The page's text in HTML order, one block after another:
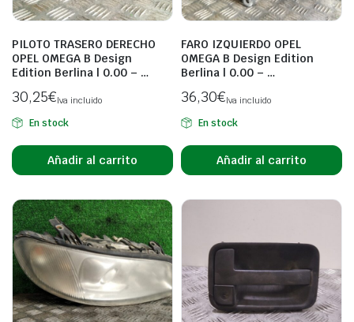
PILOTO TRASERO DERECHO
OPEL OMEGA B Design
Edition Berlina | 0.00 – …
30,25€Iva incluido
En stock
Añadir al carrito
FARO IZQUIERDO OPEL
OMEGA B Design Edition
Berlina | 0.00 – …
36,30€Iva incluido
En stock
Añadir al carrito